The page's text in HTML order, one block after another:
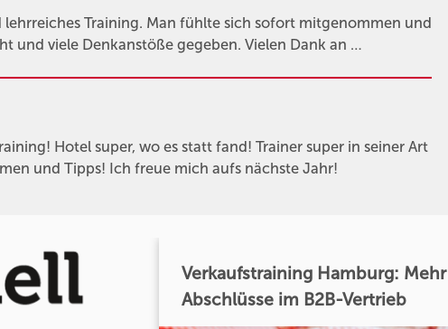
lehrreiches Training. Man fühlte sich sofort mitgenommen und
und viele Denkanstöße gegeben. Vielen Dank an …
Hotel super, wo es statt fand! Trainer super in seiner Art
und Tipps! Ich freue mich aufs nächste Jahr!
Verkaufstraining Hamburg: Mehr
Abschlüsse im B2B-Vertrieb